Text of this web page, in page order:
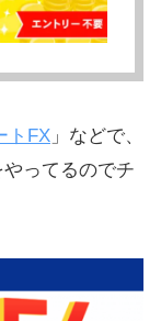
トFX 」などで、
ってるのでチ